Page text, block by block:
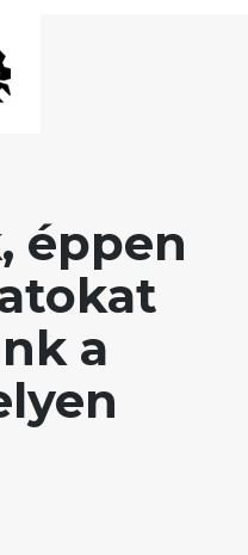
éppen
a